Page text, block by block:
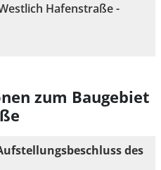
Hafenstraße -
zum Baugebiet
des